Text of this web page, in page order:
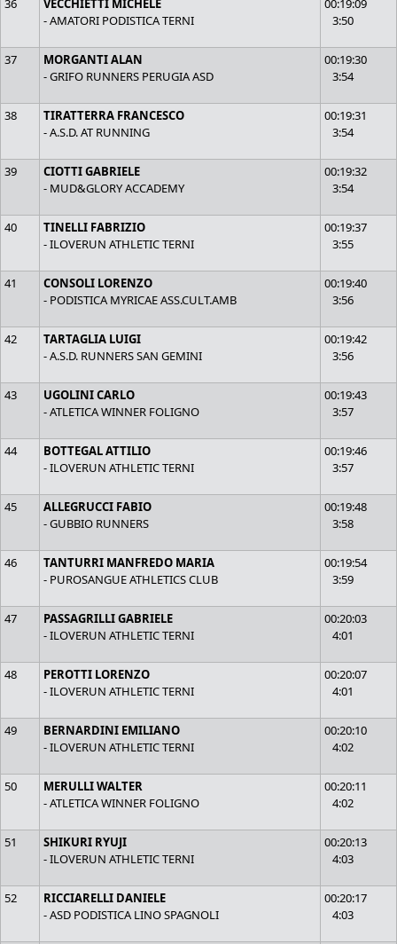
36
VECCHIETTI MICHELE
- AMATORI PODISTICA TERNI
00:19:09
3:50
37
MORGANTI ALAN
- GRIFO RUNNERS PERUGIA ASD
00:19:30
3:54
38
TIRATTERRA FRANCESCO
- A.S.D. AT RUNNING
00:19:31
3:54
39
CIOTTI GABRIELE
- MUD&GLORY ACCADEMY
00:19:32
3:54
40
TINELLI FABRIZIO
- ILOVERUN ATHLETIC TERNI
00:19:37
3:55
41
CONSOLI LORENZO
- PODISTICA MYRICAE ASS.CULT.AMB
00:19:40
3:56
42
TARTAGLIA LUIGI
- A.S.D. RUNNERS SAN GEMINI
00:19:42
3:56
43
UGOLINI CARLO
- ATLETICA WINNER FOLIGNO
00:19:43
3:57
44
BOTTEGAL ATTILIO
- ILOVERUN ATHLETIC TERNI
00:19:46
3:57
45
ALLEGRUCCI FABIO
- GUBBIO RUNNERS
00:19:48
3:58
46
TANTURRI MANFREDO MARIA
- PUROSANGUE ATHLETICS CLUB
00:19:54
3:59
47
PASSAGRILLI GABRIELE
- ILOVERUN ATHLETIC TERNI
00:20:03
4:01
48
PEROTTI LORENZO
- ILOVERUN ATHLETIC TERNI
00:20:07
4:01
49
BERNARDINI EMILIANO
- ILOVERUN ATHLETIC TERNI
00:20:10
4:02
50
MERULLI WALTER
- ATLETICA WINNER FOLIGNO
00:20:11
4:02
51
SHIKURI RYUJI
- ILOVERUN ATHLETIC TERNI
00:20:13
4:03
52
RICCIARELLI DANIELE
- ASD PODISTICA LINO SPAGNOLI
00:20:17
4:03